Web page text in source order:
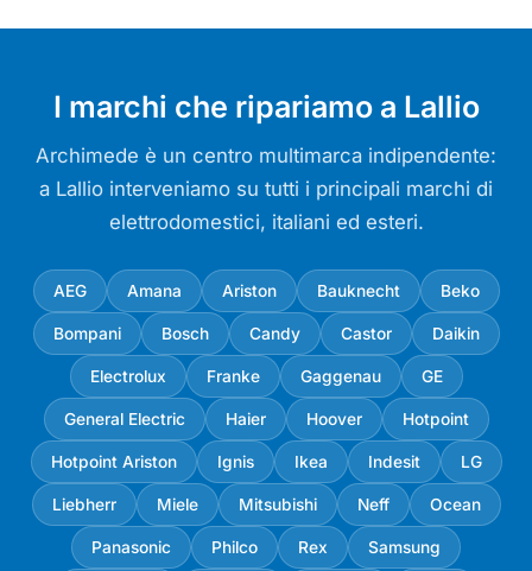
I marchi che ripariamo a Lallio
Archimede è un centro multimarca indipendente:
a Lallio interveniamo su tutti i principali marchi di
elettrodomestici, italiani ed esteri.
AEG Amana Ariston Bauknecht Beko
Bompani Bosch Candy Castor Daikin
Electrolux Franke Gaggenau GE
General Electric Haier Hoover Hotpoint
Hotpoint Ariston Ignis Ikea Indesit LG
Liebherr Miele Mitsubishi Neff Ocean
Panasonic Philco Rex Samsung